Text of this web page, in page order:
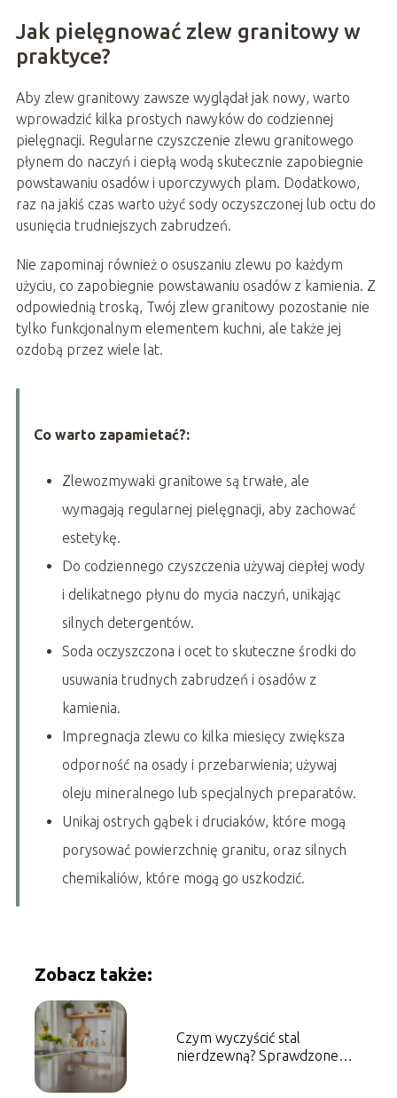
Jak pielęgnować zlew granitowy w
praktyce?
Aby zlew granitowy zawsze wyglądał jak nowy, warto
wprowadzić kilka prostych nawyków do codziennej
pielęgnacji. Regularne czyszczenie zlewu granitowego
płynem do naczyń i ciepłą wodą skutecznie zapobiegnie
powstawaniu osadów i uporczywych plam. Dodatkowo,
raz na jakiś czas warto użyć sody oczyszczonej lub octu do
usunięcia trudniejszych zabrudzeń.
Nie zapominaj również o osuszaniu zlewu po każdym
użyciu, co zapobiegnie powstawaniu osadów z kamienia. Z
odpowiednią troską, Twój zlew granitowy pozostanie nie
tylko funkcjonalnym elementem kuchni, ale także jej
ozdobą przez wiele lat.
Co warto zapamietać?:
Zlewozmywaki granitowe są trwałe, ale
wymagają regularnej pielęgnacji, aby zachować
estetykę.
Do codziennego czyszczenia używaj ciepłej wody
i delikatnego płynu do mycia naczyń, unikając
silnych detergentów.
Soda oczyszczona i ocet to skuteczne środki do
usuwania trudnych zabrudzeń i osadów z
kamienia.
Impregnacja zlewu co kilka miesięcy zwiększa
odporność na osady i przebarwienia; używaj
oleju mineralnego lub specjalnych preparatów.
Unikaj ostrych gąbek i druciaków, które mogą
porysować powierzchnię granitu, oraz silnych
chemikaliów, które mogą go uszkodzić.
Zobacz także:
Czym wyczyścić stal
nierdzewną? Sprawdzone